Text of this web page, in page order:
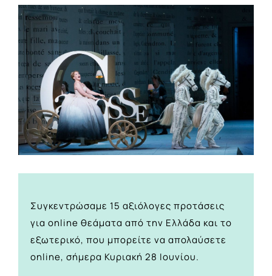
View
Larger
Image
Συγκεντρώσαμε 15 αξιόλογες προτάσεις
για online θεάματα από την Ελλάδα και το
εξωτερικό, που μπορείτε να απολαύσετε
online, σήμερα Κυριακή 28 Ιουνίου.